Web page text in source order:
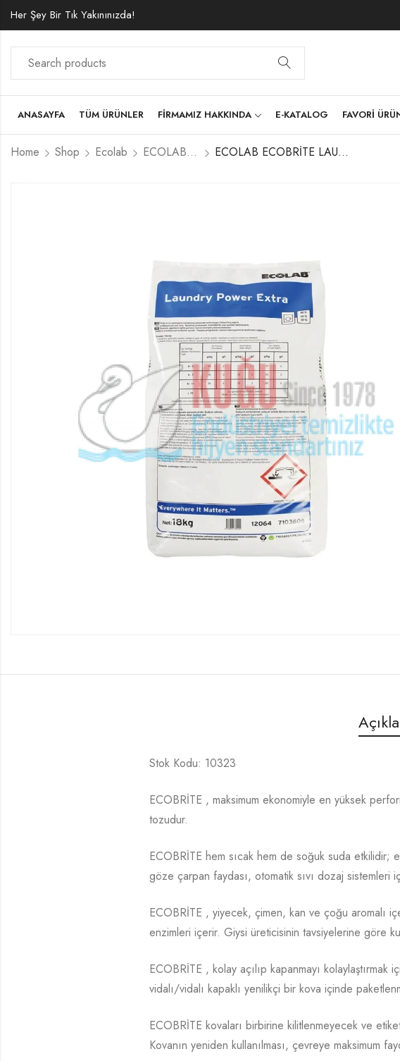
Her Şey Bir Tık Yakınınızda!
ANASAYFA TÜM ÜRÜNLER FIRMAMIZ HAKKINDA E-KATALOG FAVORI
Home Shop Ecolab ECOLAB TEKSTİL HİJYENİ ECOLAB ECOBRİTE LAUNDRY POWDER EXTRA 20KG Enzim bazlı ana yıkama deterjanı
Stok Kodu: 10323
ECOBRİTE , maksimum ekonomiyle en yüksek
tozudur.
ECOBRİTE hem sıcak hem de soğuk suda etkilidir;
göze çarpan faydası, otomatik sıvı dozaj
ECOBRİTE , yiyecek, çimen, kan ve çoğu aromalı
enzimleri içerir. Giysi üreticisinin tavsiyelerine göre
ECOBRİTE , kolay açılıp kapanmayı
vidalı/vidalı kapaklı yenilikçi bir kova içinde
ECOBRİTE kovaları birbirine kilitlenmeyecek ve
Kovanın yeniden kullanılması, çevreye maksimum